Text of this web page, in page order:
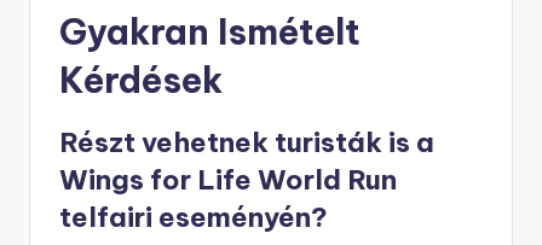
Gyakran Ismételt
Kérdések
Részt vehetnek turisták is a
Wings for Life World Run
telfairi eseményén?